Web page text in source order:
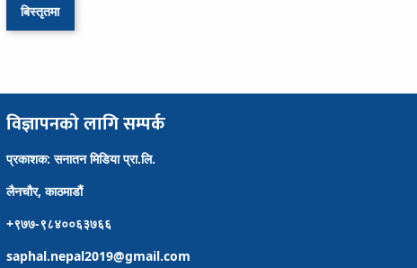
बिस्तृतमा
विज्ञापनको लागि सम्पर्क
प्रकाशक: सनातन मिडिया प्रा.लि.
लैनचौर, काठमाडौं
+९७७-९८४००६३७६६
saphal.nepal2019@gmail.com